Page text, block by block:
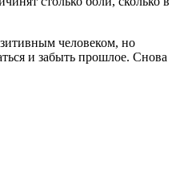
человеком, но
и забыть прошлое. Снова